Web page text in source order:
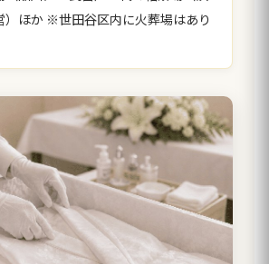
）ほか ※世田谷区内に火葬場はあり